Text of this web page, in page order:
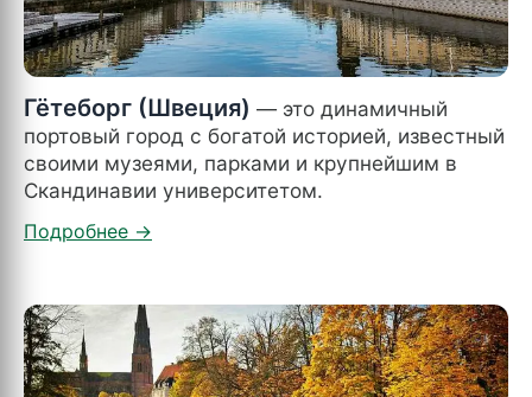
Гётеборг (Швеция) — это динамичный
портовый город с богатой историей, известный
своими музеями, парками и крупнейшим в
Скандинавии университетом.